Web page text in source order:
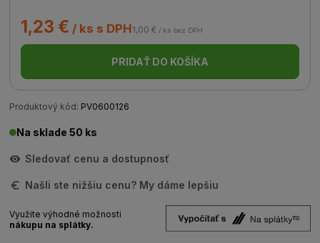
1,23 € / ks s DPH1,00 € / ks bez DPH
PRIDAŤ DO KOŠÍKA
Produktový kód: PV0600126
Na sklade 50 ks
Sledovať cenu a dostupnosť
Našli ste nižšiu cenu? My dáme lepšiu
Využite výhodné možnosti
nákupu na splátky.